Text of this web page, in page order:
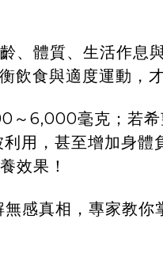
、體質、生活作息
飲食與適度運動，
～6,000毫克；若
用，甚至增加身體
效果！
感真相，專家教你